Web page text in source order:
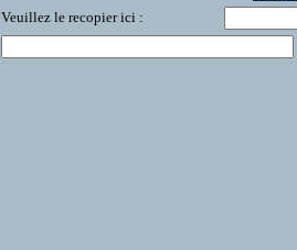
Veuillez le recopier ici :